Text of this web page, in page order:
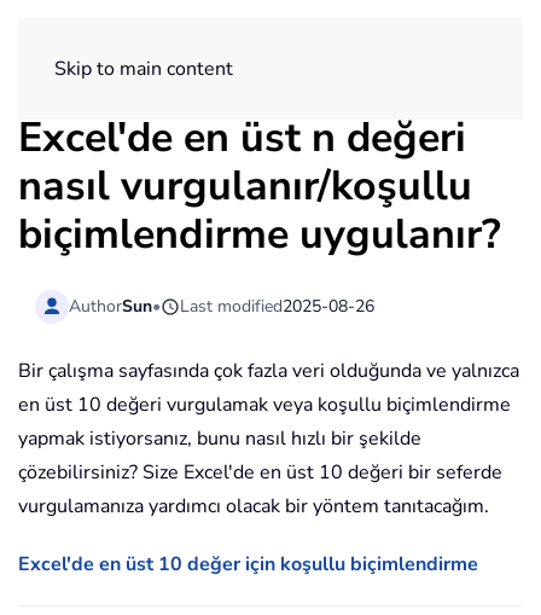
Skip to main content
Excel'de en üst n değeri
nasıl vurgulanır/koşullu
biçimlendirme uygulanır?
AuthorSun• Last modified2025-08-26
Bir çalışma sayfasında çok fazla veri olduğunda ve yalnızca
en üst 10 değeri vurgulamak veya koşullu biçimlendirme
yapmak istiyorsanız, bunu nasıl hızlı bir şekilde
çözebilirsiniz? Size Excel'de en üst 10 değeri bir seferde
vurgulamanıza yardımcı olacak bir yöntem tanıtacağım.
Excel'de en üst 10 değer için koşullu biçimlendirme